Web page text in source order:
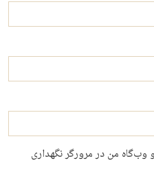
وب‌گاه من در مرورگر نگهداری